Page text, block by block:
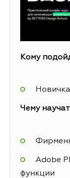
Кому
Чему
Adobe
функции